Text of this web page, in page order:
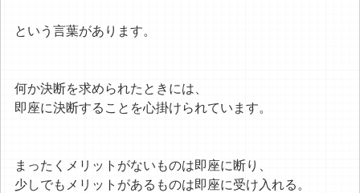
という言葉があります。
何か決断を求められたときには、
即座に決断することを心掛けられています。
まったくメリットがないものは即座に断り、
少しでもメリットがあるものは即座に受け入れる。